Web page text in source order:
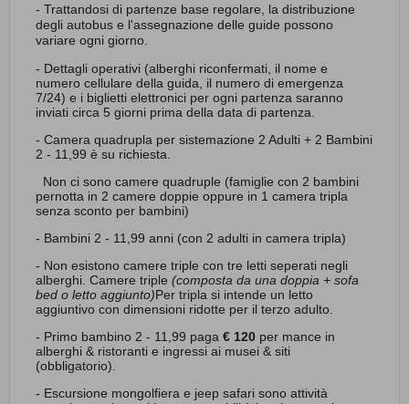
- Trattandosi di partenze base regolare, la distribuzione
degli autobus e l'assegnazione delle guide possono
variare ogni giorno.
- Dettagli operativi (alberghi riconfermati, il nome e
numero cellulare della guida, il numero di emergenza
7/24) e i biglietti elettronici per ogni partenza saranno
inviati circa 5 giorni prima della data di partenza.
- Camera quadrupla per sistemazione 2 Adulti + 2 Bambini
2 - 11,99 è su richiesta.
Non ci sono camere quadruple (famiglie con 2 bambini
pernotta in 2 camere doppie oppure in 1 camera tripla
senza sconto per bambini)
- Bambini 2 - 11,99 anni (con 2 adulti in camera tripla)
- Non esistono camere triple con tre letti seperati negli
alberghi. Camere triple (composta da una doppia + sofa
bed o letto aggiunto)Per tripla si intende un letto
aggiuntivo con dimensioni ridotte per il terzo adulto.
- Primo bambino 2 - 11,99 paga € 120 per mance in
alberghi & ristoranti e ingressi ai musei & siti
(obbligatorio).
- Escursione mongolfiera e jeep safari sono attività